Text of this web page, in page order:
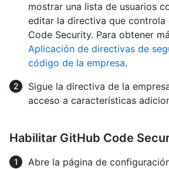
mostrar una lista de usuarios
editar la directiva que controla
Code Security. Para obtener
Aplicación de directivas de
código de la empresa.
Sigue la directiva de la
acceso a características
Habilitar GitHub Code
Abre la página de